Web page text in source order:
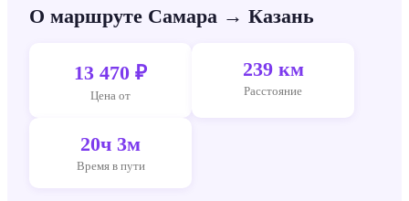
О маршруте Самара → Казань
13 470 ₽
Цена от
239 км
Расстояние
20ч 3м
Время в пути